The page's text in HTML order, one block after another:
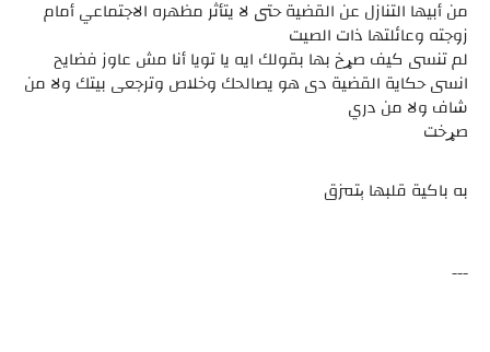
من أبيها التنازل عن القضية حتى لا يتأثر مظهره الاجتماعي أمام
زوجته وعائلتها ذات الصيت
لم تنسى كيف صړخ بها بقولك ايه يا تويا أنا مش عاوز فضايح
انسى حكاية القضية دى هو يصالحك وخلاص وترجعى بيتك ولا من
شاف ولا من دري
صړخت
به باكية قلبها ېتمزق
---